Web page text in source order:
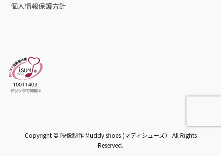
個人情報保護方針
Copyright © 映像制作 Muddy shoes (マディシューズ） All Rights
Reserved.